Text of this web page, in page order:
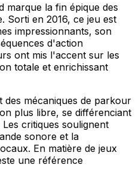
marque la fin épique des
Sorti en 2016, ce jeu est
impressionnants, son
d'action
ont mis l'accent sur les
totale et enrichissant
des mécaniques de parkour
plus libre, se différenciant
critiques soulignent
sonore et la
En matière de jeux
une référence